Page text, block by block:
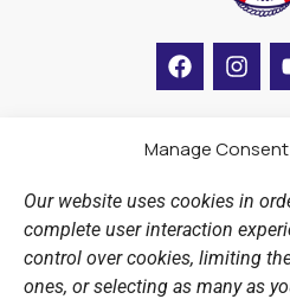
Manage
Our website uses cookies in
complete user interaction
control over cookies, limiting
ones, or selecting as many as
F
a
b
o
k
I
n
a
r
a
m
Sports Academy
Open Water Swimming
Sponsors